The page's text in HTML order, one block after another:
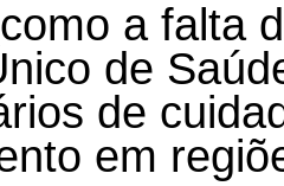
a falta
de
de
em